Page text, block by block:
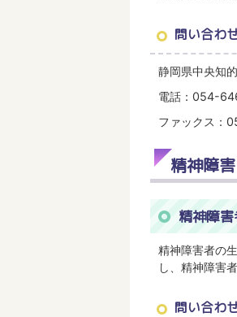
問い合わ
静岡県中央知
電話：054-
ファックス：
精神障
精神障
精神障害者の
し、精神障害
問い合わ